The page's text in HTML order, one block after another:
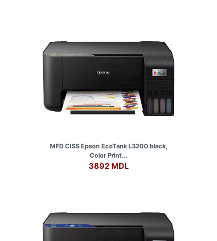
MFD CISS Epson EcoTank L3200 black,
Color Print...
3892 MDL